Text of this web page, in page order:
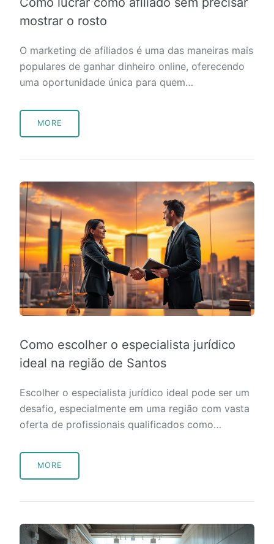
mostrar o rosto
O marketing de afiliados é uma das maneiras mais
populares de ganhar dinheiro online, oferecendo
uma oportunidade única para quem…
MORE
Como escolher o especialista jurídico
ideal na região de Santos
Escolher o especialista jurídico ideal pode ser um
desafio, especialmente em uma região com vasta
oferta de profissionais qualificados como…
MORE